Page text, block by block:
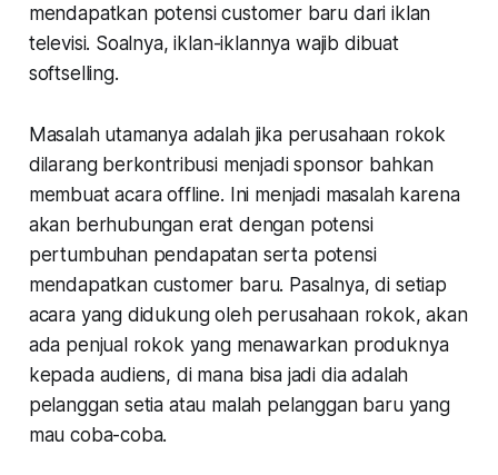
mendapatkan potensi customer baru dari iklan
televisi. Soalnya, iklan-iklannya wajib dibuat
softselling.
Masalah utamanya adalah jika perusahaan rokok
dilarang berkontribusi menjadi sponsor bahkan
membuat acara offline. Ini menjadi masalah karena
akan berhubungan erat dengan potensi
pertumbuhan pendapatan serta potensi
mendapatkan customer baru. Pasalnya, di setiap
acara yang didukung oleh perusahaan rokok, akan
ada penjual rokok yang menawarkan produknya
kepada audiens, di mana bisa jadi dia adalah
pelanggan setia atau malah pelanggan baru yang
mau coba-coba.